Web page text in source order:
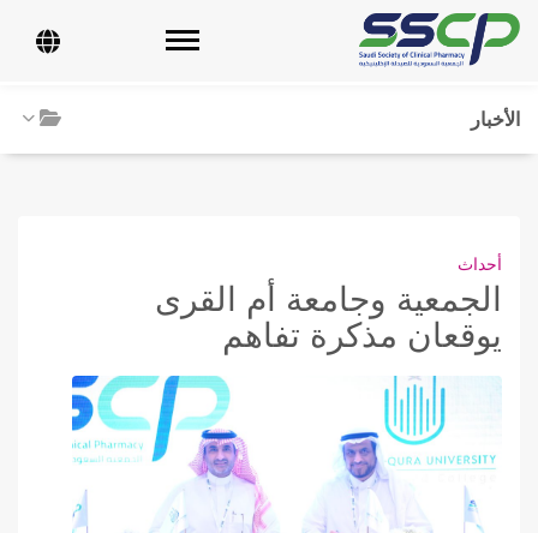
Toggle navigation
الأخبار
أحداث
الجمعية وجامعة أم القرى
يوقعان مذكرة تفاهم